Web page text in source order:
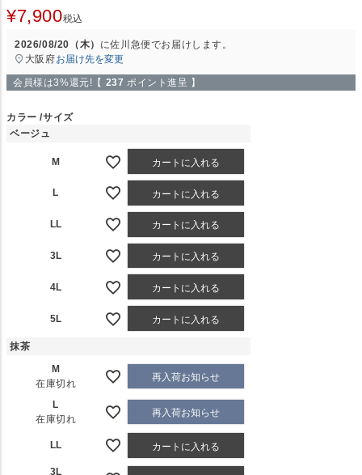
¥7,900税込
2026/08/20（木） に佐川急便でお届けします。
大阪府お届け先を変更
会員様は3%還元!【 237 ポイント進呈 】
カラー サイズ
ベージュ
M カートに入れる
L カートに入れる
LL カートに入れる
3L カートに入れる
4L カートに入れる
5L カートに入れる
抹茶
M
在庫切れ
再入荷お知らせ
L
在庫切れ
再入荷お知らせ
LL カートに入れる
3L